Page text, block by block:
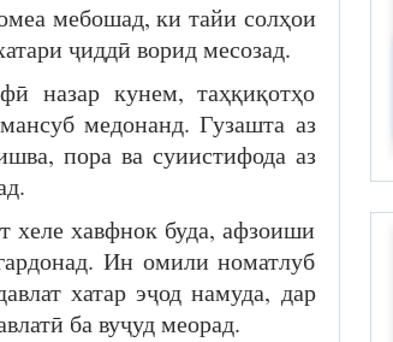
мебошад, ки тайи солҳои
ҷиддӣ ворид месозад.
назар кунем, таҳқиқотҳо
медонанд. Гузашта аз
пора ва суиистифода аз
хеле хавфнок буда, афзоиши
Ин омили номатлуб
хатар эҷод намуда, дар
ба вуҷуд меорад.